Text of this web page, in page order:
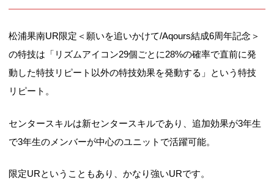
松浦果南UR限定＜願いを追いかけて/Aqours結成6周年記念＞
の特技は「リズムアイコン29個ごとに28%の確率で直前に発
動した特技リピート以外の特技効果を発動する」という特技
リピート。
センタースキルは新センタースキルであり、追加効果が3年生
で3年生のメンバーが中心のユニットで活躍可能。
限定URということもあり、かなり強いURです。